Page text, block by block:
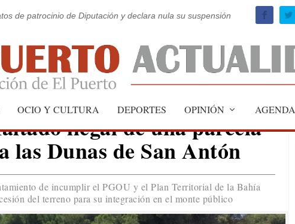
de patrocinio de Diputación y declara nula su suspensión
OCIO Y CULTURA DEPORTES OPINIÓN AGENDA
ilegal de una parcela
las Dunas de San Antón
de incumplir el PGOU y el Plan Territorial de la Bahía
del terreno para su integración en el monte público